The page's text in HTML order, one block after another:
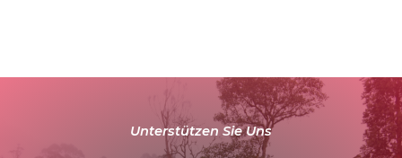
Unterstützen Sie Uns